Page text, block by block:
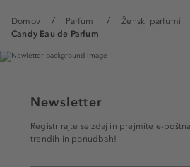
Domov Parfumi Ženski parfumi
Candy Eau de Parfum
Newsletter
Registrirajte se zdaj in prejmite e-
trendih in ponudbah!